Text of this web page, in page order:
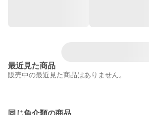
最近見た商品
販売中の最近見た商品はありません。